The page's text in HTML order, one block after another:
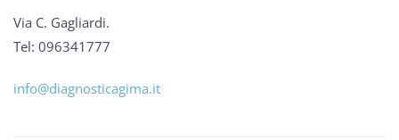
Via C. Gagliardi.
Tel: 096341777
info@diagnosticagima.it